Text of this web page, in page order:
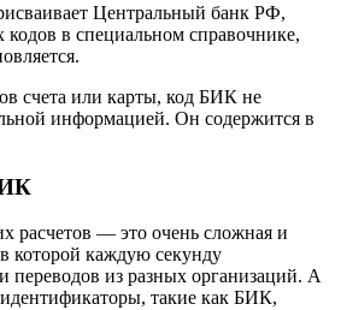
Центральный банк РФ,
кодов в специальном справочнике,
счета или карты, код БИК не
информацией. Он содержится в
расчетов — это очень сложная и
которой каждую секунду
переводов из разных организаций. А
такие как БИК,